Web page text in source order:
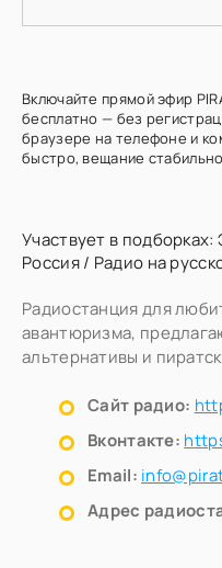
Включайте прямой эфир
бесплатно — без
браузере на телефоне и
быстро, вещание
Участвует в подборках:
Россия/ Радио на
Радиостанция для
авантюризма,
альтернативы и
Сайт радио:
Вконтакте:
Email:
Адрес